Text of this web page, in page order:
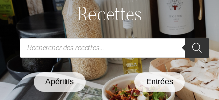
Recettes
Apéritifs Entrées